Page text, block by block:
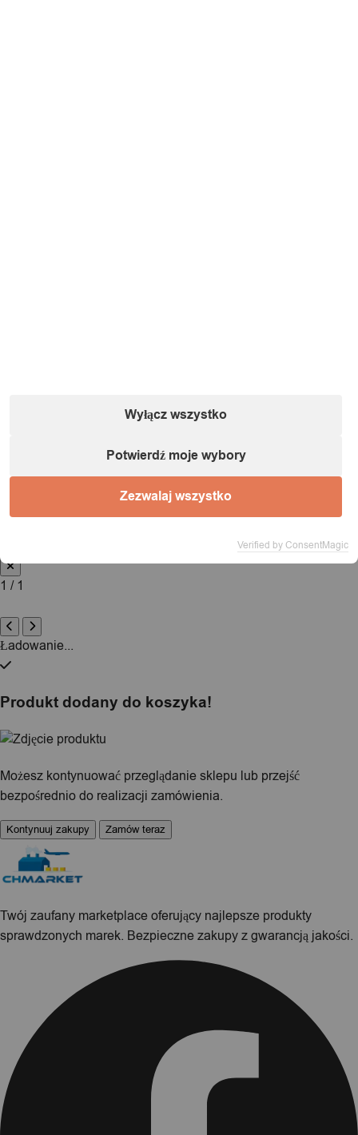
Informacje o podmiocie gospodarczym (zgodnie
Nazwa:IT&IMPORT Kajetan Sikorski |Adres:ul. Odkryta 37/9,
NIP:5242759671 |REGON:
E-mail:powiadomienia@itimport.pl
Informacje o bezpieczeństwie produktu (kliknij)
1 / 1
Ładowanie...
Produkt dodany do koszyka!
Możesz kontynuować przeglądanie sklepu lub przejść
bezpośrednio do realizacji zamówienia.
Kontynuuj zakupy Zamów teraz
Twój zaufany marketplace oferujący najlepsze produkty
sprawdzonych marek. Bezpieczne zakupy z gwarancją jakości.
Wyłącz wszystko
Potwierdź moje wybory
Zezwalaj wszystko
Verified by ConsentMagic